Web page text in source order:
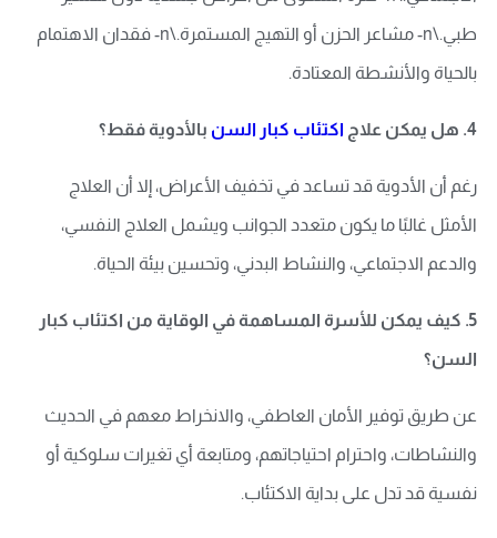
طبي.\n- مشاعر الحزن أو التهيج المستمرة.\n- فقدان الاهتمام
بالحياة والأنشطة المعتادة.
4. هل يمكن علاج اكتئاب كبار السن بالأدوية فقط؟
رغم أن الأدوية قد تساعد في تخفيف الأعراض، إلا أن العلاج
الأمثل غالبًا ما يكون متعدد الجوانب ويشمل العلاج النفسي،
والدعم الاجتماعي، والنشاط البدني، وتحسين بيئة الحياة.
5. كيف يمكن للأسرة المساهمة في الوقاية من اكتئاب كبار
السن؟
عن طريق توفير الأمان العاطفي، والانخراط معهم في الحديث
والنشاطات، واحترام احتياجاتهم، ومتابعة أي تغيرات سلوكية أو
نفسية قد تدل على بداية الاكتئاب.